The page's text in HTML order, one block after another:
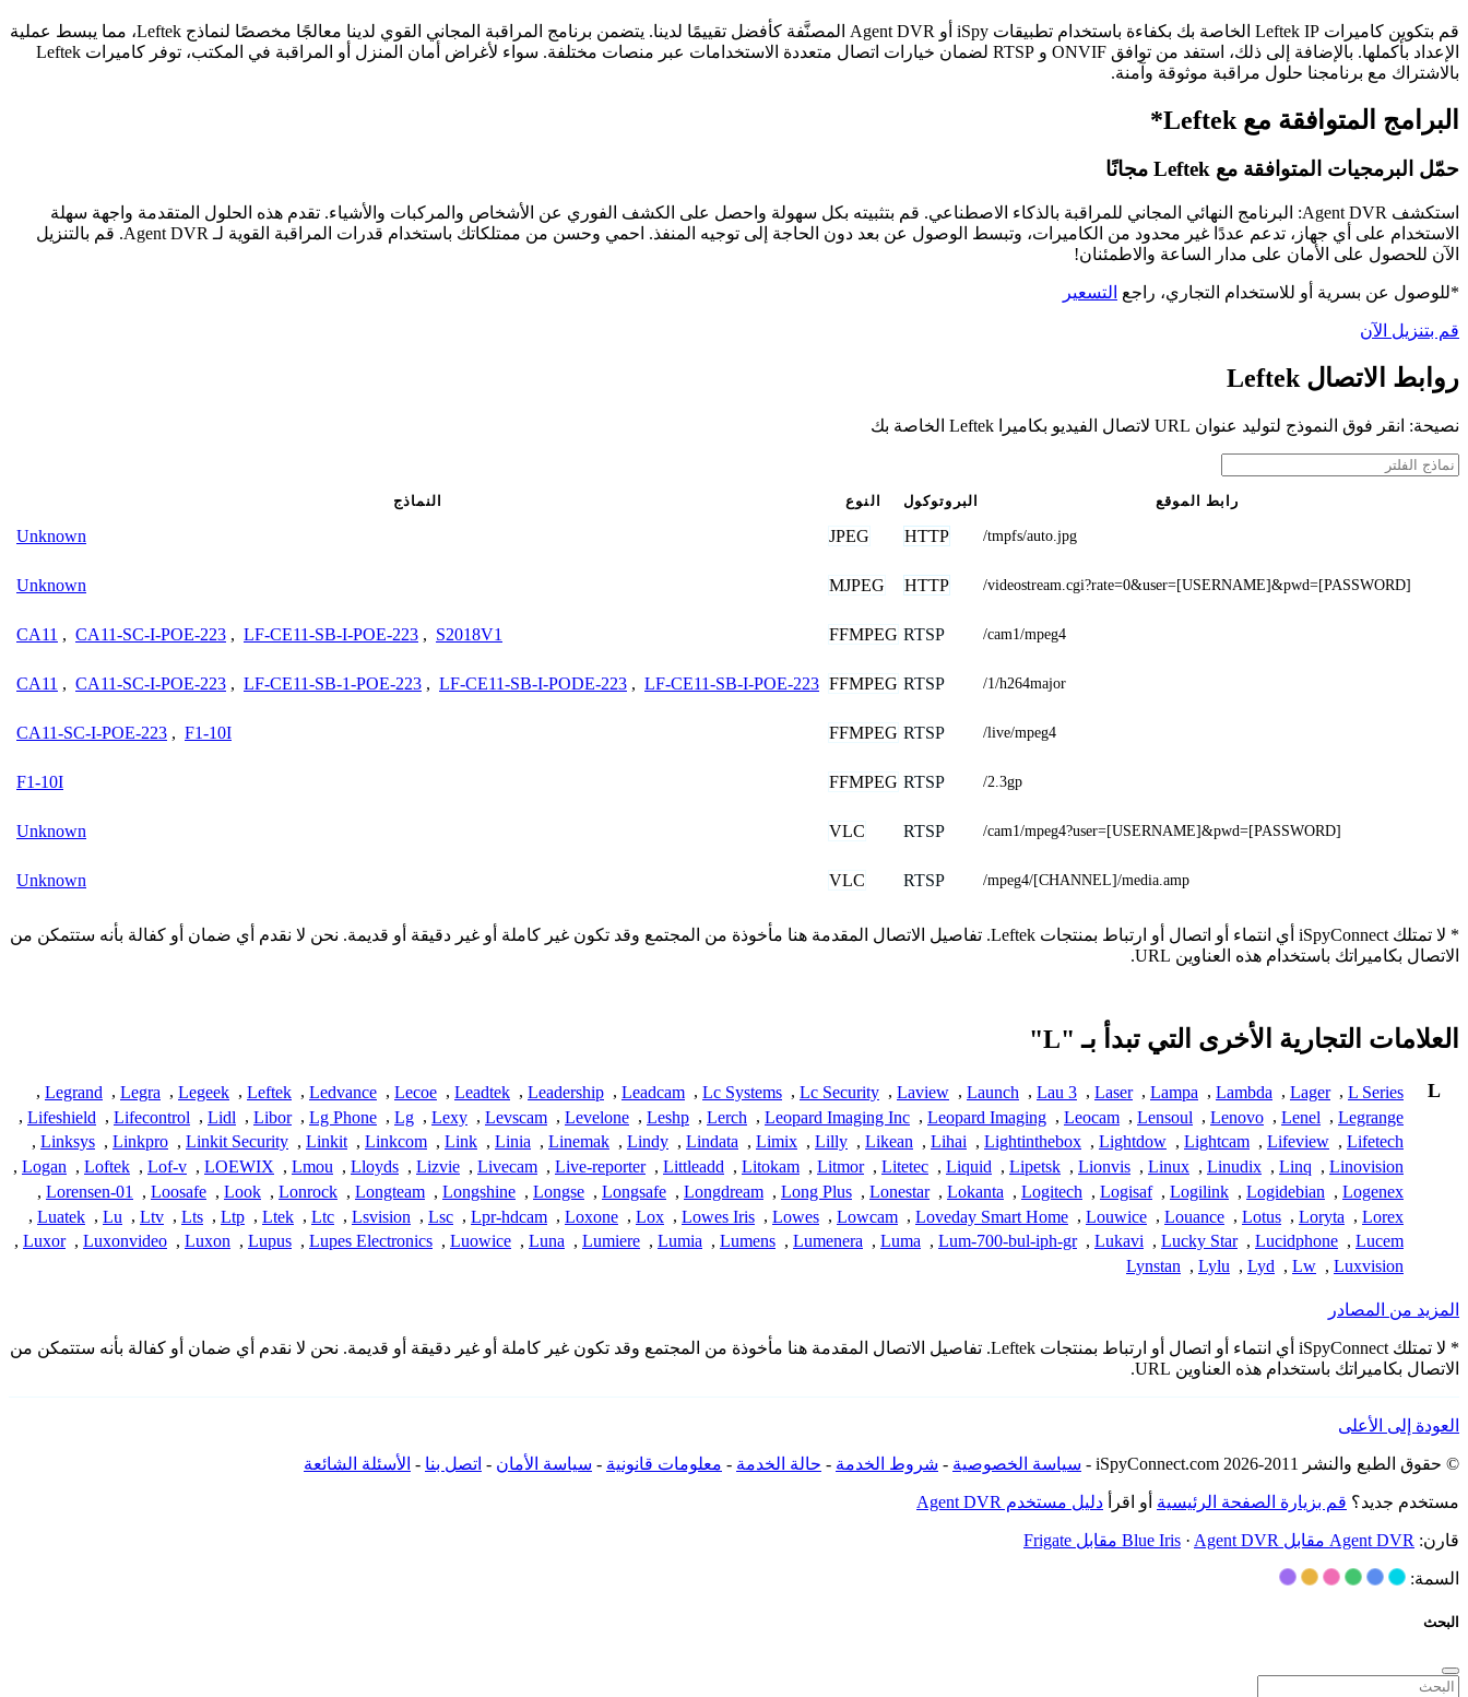
قم بتكوين كاميرات Leftek IP الخاصة بك بكفاءة باستخدام تطبيقات iSpy أو Agent DVR المصنَّفة كأفضل تقييمًا لدينا. يتضمن برنامج المراقبة المجاني القوي لدينا معالجًا مخصصًا لنماذج Leftek، مما يبسط عملية
الإعداد بأكملها. بالإضافة إلى ذلك، استفد من توافق ONVIF و RTSP لضمان خيارات اتصال متعددة الاستخدامات عبر منصات مختلفة. سواء لأغراض أمان المنزل أو المراقبة في المكتب، توفر كاميرات Leftek
بالاشتراك مع برنامجنا حلول مراقبة موثوقة وآمنة.
البرامج المتوافقة مع Leftek*
حمّل البرمجيات المتوافقة مع Leftek مجانًا
استكشف Agent DVR: البرنامج النهائي المجاني للمراقبة بالذكاء الاصطناعي. قم بتثبيته بكل سهولة واحصل على الكشف الفوري عن الأشخاص والمركبات والأشياء. تقدم هذه الحلول المتقدمة واجهة سهلة
الاستخدام على أي جهاز، تدعم عددًا غير محدود من الكاميرات، وتبسط الوصول عن بعد دون الحاجة إلى توجيه المنفذ. احمي وحسن من ممتلكاتك باستخدام قدرات المراقبة القوية لـ Agent DVR. قم بالتنزيل
الآن للحصول على الأمان على مدار الساعة والاطمئنان!
*للوصول عن بسرية أو للاستخدام التجاري، راجع التسعير
قم بتنزيل الآن
روابط الاتصال Leftek
نصيحة: انقر فوق النموذج لتوليد عنوان URL لاتصال الفيديو بكاميرا Leftek الخاصة بك
النماذج النوع البروتوكول رابط الموقع
Unknown JPEG HTTP /tmpfs/auto.jpg
Unknown MJPEG HTTP /videostream.cgi?rate=0&user=[USERNAME]&pwd=[PASSWORD]
CA11 , CA11-SC-I-POE-223 , LF-CE11-SB-I-POE-223 , S2018V1 FFMPEG RTSP /cam1/mpeg4
CA11 , CA11-SC-I-POE-223 , LF-CE11-SB-1-POE-223 , LF-CE11-SB-I-PODE-223 , LF-CE11-SB-I-POE-223 FFMPEG RTSP /1/h264major
CA11-SC-I-POE-223 , F1-10I FFMPEG RTSP /live/mpeg4
F1-10I FFMPEG RTSP /2.3gp
Unknown VLC RTSP /cam1/mpeg4?user=[USERNAME]&pwd=[PASSWORD]
Unknown VLC RTSP /mpeg4/[CHANNEL]/media.amp
* لا تمتلك iSpyConnect أي انتماء أو اتصال أو ارتباط بمنتجات Leftek. تفاصيل الاتصال المقدمة هنا مأخوذة من المجتمع وقد تكون غير كاملة أو غير دقيقة أو قديمة. نحن لا نقدم أي ضمان أو كفالة بأنه ستتمكن من
الاتصال بكاميراتك باستخدام هذه العناوين URL.
العلامات التجارية الأخرى التي تبدأ بـ "L"
L
L Series
,
Lager
,
Lambda
,
Lampa
,
Laser
,
Lau 3
,
Launch
,
Laview
,
Lc Security
,
Lc Systems
,
Leadcam
,
Leadership
,
Leadtek
,
Lecoe
,
Ledvance
,
Leftek
,
Legeek
,
Legra
,
Legrand
,
Legrange
,
Lenel
,
Lenovo
,
Lensoul
,
Leocam
,
Leopard Imaging
,
Leopard Imaging Inc
,
Lerch
,
Leshp
,
Levelone
,
Levscam
,
Lexy
,
Lg
,
Lg Phone
,
Libor
,
Lidl
,
Lifecontrol
,
Lifeshield
,
Lifetech
,
Lifeview
,
Lightcam
,
Lightdow
,
Lightinthebox
,
Lihai
,
Likean
,
Lilly
,
Limix
,
Lindata
,
Lindy
,
Linemak
,
Linia
,
Link
,
Linkcom
,
Linkit
,
Linkit Security
,
Linkpro
,
Linksys
,
Linovision
,
Linq
,
Linudix
,
Linux
,
Lionvis
,
Lipetsk
,
Liquid
,
Litetec
,
Litmor
,
Litokam
,
Littleadd
,
Live-reporter
,
Livecam
,
Lizvie
,
Lloyds
,
Lmou
,
LOEWIX
,
Lof-v
,
Loftek
,
Logan
,
Logenex
,
Logidebian
,
Logilink
,
Logisaf
,
Logitech
,
Lokanta
,
Lonestar
,
Long Plus
,
Longdream
,
Longsafe
,
Longse
,
Longshine
,
Longteam
,
Lonrock
,
Look
,
Loosafe
,
Lorensen-01
,
Lorex
,
Loryta
,
Lotus
,
Louance
,
Louwice
,
Loveday Smart Home
,
Lowcam
,
Lowes
,
Lowes Iris
,
Lox
,
Loxone
,
Lpr-hdcam
,
Lsc
,
Lsvision
,
Ltc
,
Ltek
,
Ltp
,
Lts
,
Ltv
,
Lu
,
Luatek
,
Lucem
,
Lucidphone
,
Lucky Star
,
Lukavi
,
Lum-700-bul-iph-gr
,
Luma
,
Lumenera
,
Lumens
,
Lumia
,
Lumiere
,
Luna
,
Luowice
,
Lupes Electronics
,
Lupus
,
Luxon
,
Luxonvideo
,
Luxor
,
Luxvision
,
Lw
,
Lyd
,
Lylu
,
Lynstan
المزيد من المصادر
* لا تمتلك iSpyConnect أي انتماء أو اتصال أو ارتباط بمنتجات Leftek. تفاصيل الاتصال المقدمة هنا مأخوذة من المجتمع وقد تكون غير كاملة أو غير دقيقة أو قديمة. نحن لا نقدم أي ضمان أو كفالة بأنه ستتمكن من
الاتصال بكاميراتك باستخدام هذه العناوين URL.
العودة إلى الأعلى
© حقوق الطبع والنشر 2011-2026 iSpyConnect.com - سياسة الخصوصية - شروط الخدمة - حالة الخدمة - معلومات قانونية - سياسة الأمان - اتصل بنا - الأسئلة الشائعة
مستخدم جديد؟ قم بزيارة الصفحة الرئيسية أو اقرأ دليل مستخدم Agent DVR
قارن: Agent DVR مقابل Blue Iris · Agent DVR مقابل Frigate
السمة:
البحث